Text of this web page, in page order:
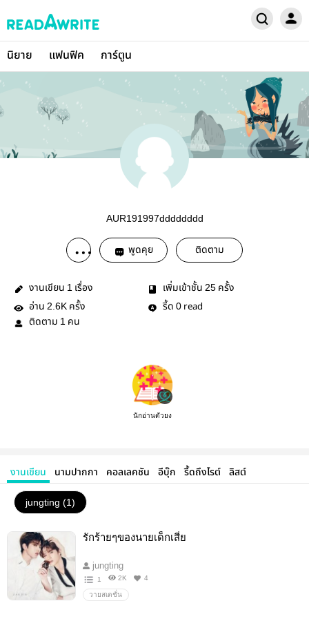
นิยาย แฟนฟิค การ์ตูน
AUR191997dddddddd
พูดคุย ติดตาม
งานเขียน 1 เรื่อง เพิ่มเข้าชั้น 25 ครั้ง
อ่าน 2.6K ครั้ง รี้ด 0 read
ติดตาม 1 คน
นักอ่านตัวยง
งานเขียน นามปากกา คอลเลคชัน อีบุ๊ก รี้ดถึงไรต์ ลิสต์
jungting (1)
รักร้ายๆของนายเด็กเสี่ย
jungting
1 2K 4
วายสเตชั่น